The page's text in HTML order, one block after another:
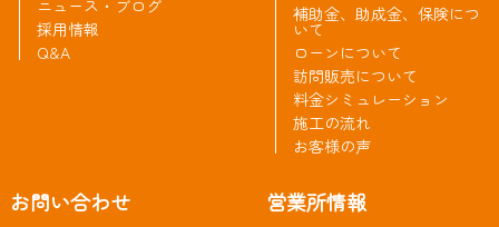
ニュース・ブログ
採用情報
Q&A
補助金、助成金、保険につ
いて
ローンについて
訪問販売について
料金シミュレーション
施工の流れ
お客様の声
お問い合わせ 営業所情報